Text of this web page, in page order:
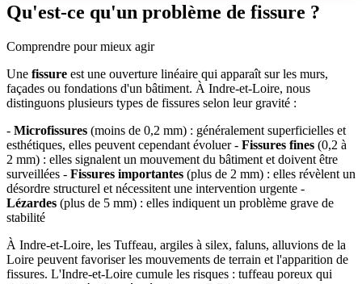
Qu'est-ce qu'un problème de fissure ?
Comprendre pour mieux agir
Une fissure est une ouverture linéaire qui apparaît sur les murs,
façades ou fondations d'un bâtiment. À Indre-et-Loire, nous
distinguons plusieurs types de fissures selon leur gravité :
- Microfissures (moins de 0,2 mm) : généralement superficielles et
esthétiques, elles peuvent cependant évoluer - Fissures fines (0,2 à
2 mm) : elles signalent un mouvement du bâtiment et doivent être
surveillées - Fissures importantes (plus de 2 mm) : elles révèlent un
désordre structurel et nécessitent une intervention urgente -
Lézardes (plus de 5 mm) : elles indiquent un problème grave de
stabilité
À Indre-et-Loire, les Tuffeau, argiles à silex, faluns, alluvions de la
Loire peuvent favoriser les mouvements de terrain et l'apparition de
fissures. L'Indre-et-Loire cumule les risques : tuffeau poreux qui